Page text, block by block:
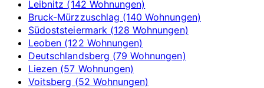
Leibnitz (142 Wohnungen)
Bruck-Mürzzuschlag (140 Wohnungen)
Südoststeiermark (128 Wohnungen)
Leoben (122 Wohnungen)
Deutschlandsberg (79 Wohnungen)
Liezen (57 Wohnungen)
Voitsberg (52 Wohnungen)